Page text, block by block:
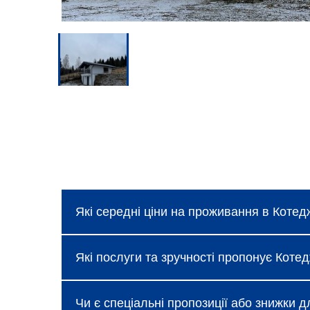
Які середні ціни на проживання в
які можна дізнатися під час
Які послуги та зручності пропонує
Славське доступні додаткові
Чи є спеціальні пропозиції або